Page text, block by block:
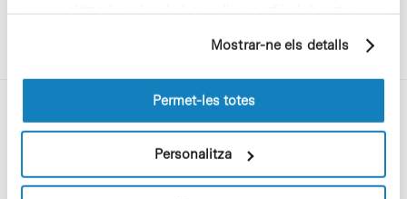
personalitzada sobre la base d'un perfil elaborat a
pàgines visitades). Per a obtenir més informació sobre
les cookies pot consultar laPolítica de cookiesdel
Mostrar-ne els detalls
Permet-les totes
Personalitza